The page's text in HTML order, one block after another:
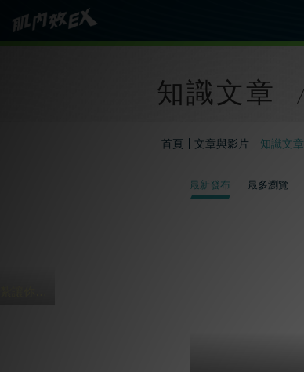
知識文章
首頁 文章與影片 知識文章
最新發布 最多瀏覽